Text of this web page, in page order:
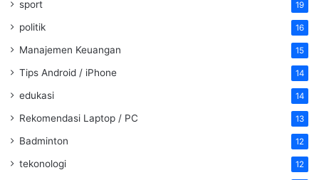
sport 19
politik 16
Manajemen Keuangan 15
Tips Android / iPhone 14
edukasi 14
Rekomendasi Laptop / PC 13
Badminton 12
tekonologi 12